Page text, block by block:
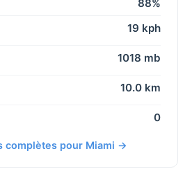
88%
19 kph
1018 mb
10.0 km
0
complètes pour Miami →